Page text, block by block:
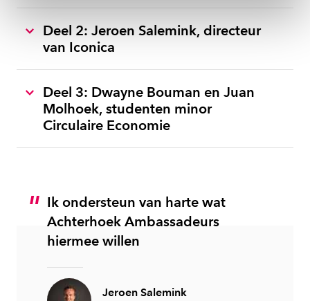
Deel 2: Jeroen Salemink, directeur
van Iconica
Deel 3: Dwayne Bouman en Juan
Molhoek, studenten minor
Circulaire Economie
Ik ondersteun van harte wat
Achterhoek Ambassadeurs
hiermee willen
Jeroen Salemink